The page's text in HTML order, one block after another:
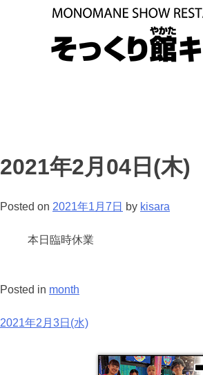
2021年2月04日(木)
Posted on 2021年1月7日 by kisara
本日臨時休業
Posted in month
2021年2月3日(水)